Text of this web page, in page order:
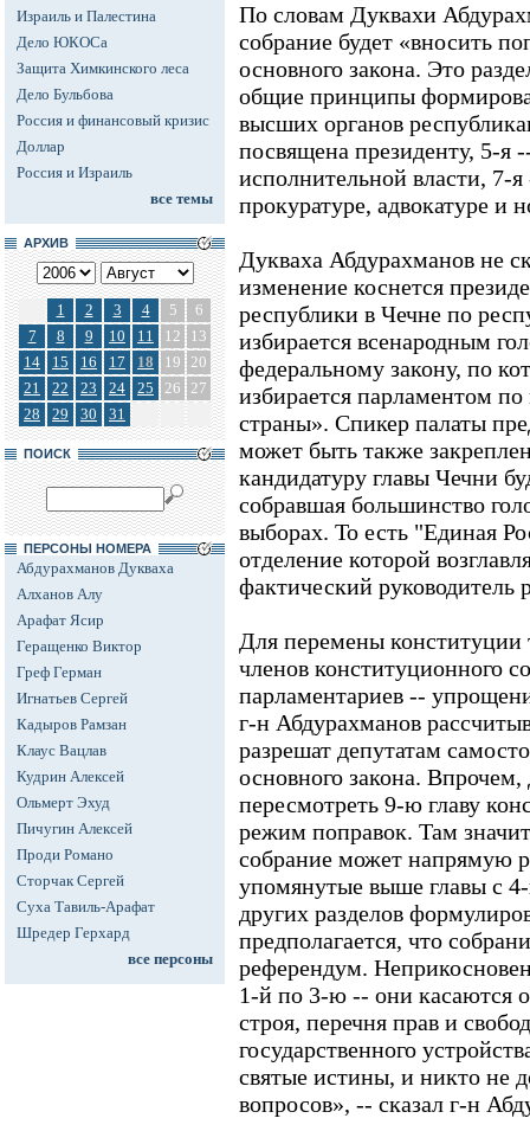
Израиль и Палестина
Дело ЮКОСа
Защита Химкинского леса
Дело Бульбова
Россия и финансовый кризис
Доллар
Россия и Израиль
все темы
АРХИВ
1 2 3 4 5
6
7
8 9 10 11 12
13
14
15 16 17 18 19 20
21
22 23 24 25 26 27
28
29 30 31
ПОИСК
ПЕРСОНЫ НОМЕРА
Абдурахманов Дукваха
Алханов Алу
Арафат Ясир
Геращенко Виктор
Греф Герман
Игнатьев Сергей
Кадыров Рамзан
Клаус Вацлав
Кудрин Алексей
Ольмерт Эхуд
Пичугин Алексей
Проди Романо
Сторчак Сергей
Суха Тавиль-Арафат
Шредер Герхард
все персоны
По словам Дуквахи
собрание будет «вносить
основного закона. Это
общие принципы
высших органов
посвящена президенту, 5-я
исполнительной власти, 7-
прокуратуре, адвокатуре и
Дукваха Абдурахманов не
изменение коснется
республики в Чечне по
избирается всенародным
федеральному закону, по
избирается парламентом
страны». Спикер палаты
может быть также
кандидатуру главы Чечни
собравшая большинство
выборах. То есть "Единая
отделение которой
фактический
Для перемены конституции
членов конституционного
парламентариев --
г-н Абдурахманов
разрешат депутатам
основного закона. Впрочем,
пересмотреть 9-ю главу
режим поправок. Там
собрание может напрямую
упомянутые выше главы с
других разделов
предполагается, что
референдум.
1-й по 3-ю -- они касаются
строя, перечня прав и
государственного
святые истины, и никто не
вопросов», -- сказал г-н